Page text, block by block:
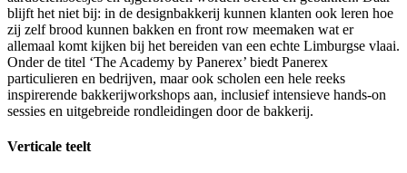
blijft het niet bij: in de designbakkerij kunnen klanten ook leren hoe
zij zelf brood kunnen bakken en front row meemaken wat er
allemaal komt kijken bij het bereiden van een echte Limburgse vlaai.
Onder de titel ‘The Academy by Panerex’ biedt Panerex
particulieren en bedrijven, maar ook scholen een hele reeks
inspirerende bakkerijworkshops aan, inclusief intensieve hands-on
sessies en uitgebreide rondleidingen door de bakkerij.
Verticale teelt